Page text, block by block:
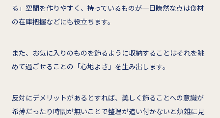
る」空間を作りやすく、持っているものが一目瞭然な点は食材
の在庫把握などにも役立ちます。
また、お気に入りのものを飾るように収納することはそれを眺
めて過ごせることの「心地よさ」を生み出します。
反対にデメリットがあるとすれば、美しく飾ることへの意識が
希薄だったり時間が無いことで整理が追い付かないと煩雑に見